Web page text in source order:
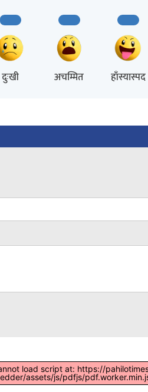
दुःखी अचम्मित हाँस्यास्पद
load script at: https://
assets/js/pdfjs/